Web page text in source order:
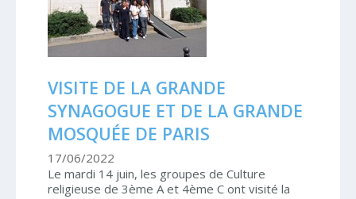
VISITE DE LA GRANDE
SYNAGOGUE ET DE LA GRANDE
MOSQUÉE DE PARIS
17/06/2022
Le mardi 14 juin, les groupes de Culture
religieuse de 3ème A et 4ème C ont visité la